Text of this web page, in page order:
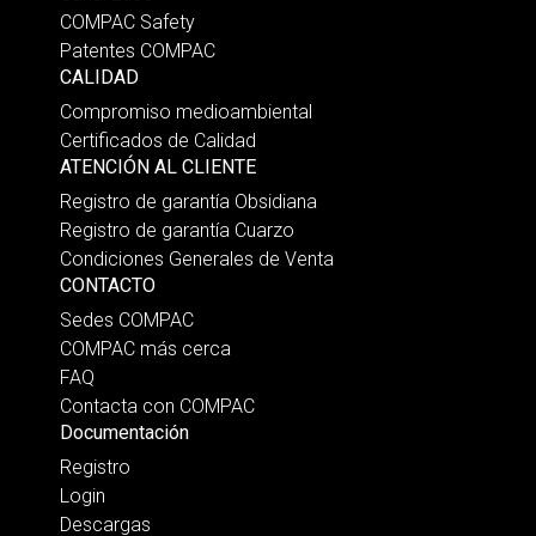
COMPAC Safety
Patentes COMPAC
CALIDAD
Compromiso medioambiental
Certificados de Calidad
ATENCIÓN AL CLIENTE
Registro de garantía Obsidiana
Registro de garantía Cuarzo
Condiciones Generales de Venta
CONTACTO
Sedes COMPAC
COMPAC más cerca
FAQ
Contacta con COMPAC
Documentación
Registro
Login
Descargas